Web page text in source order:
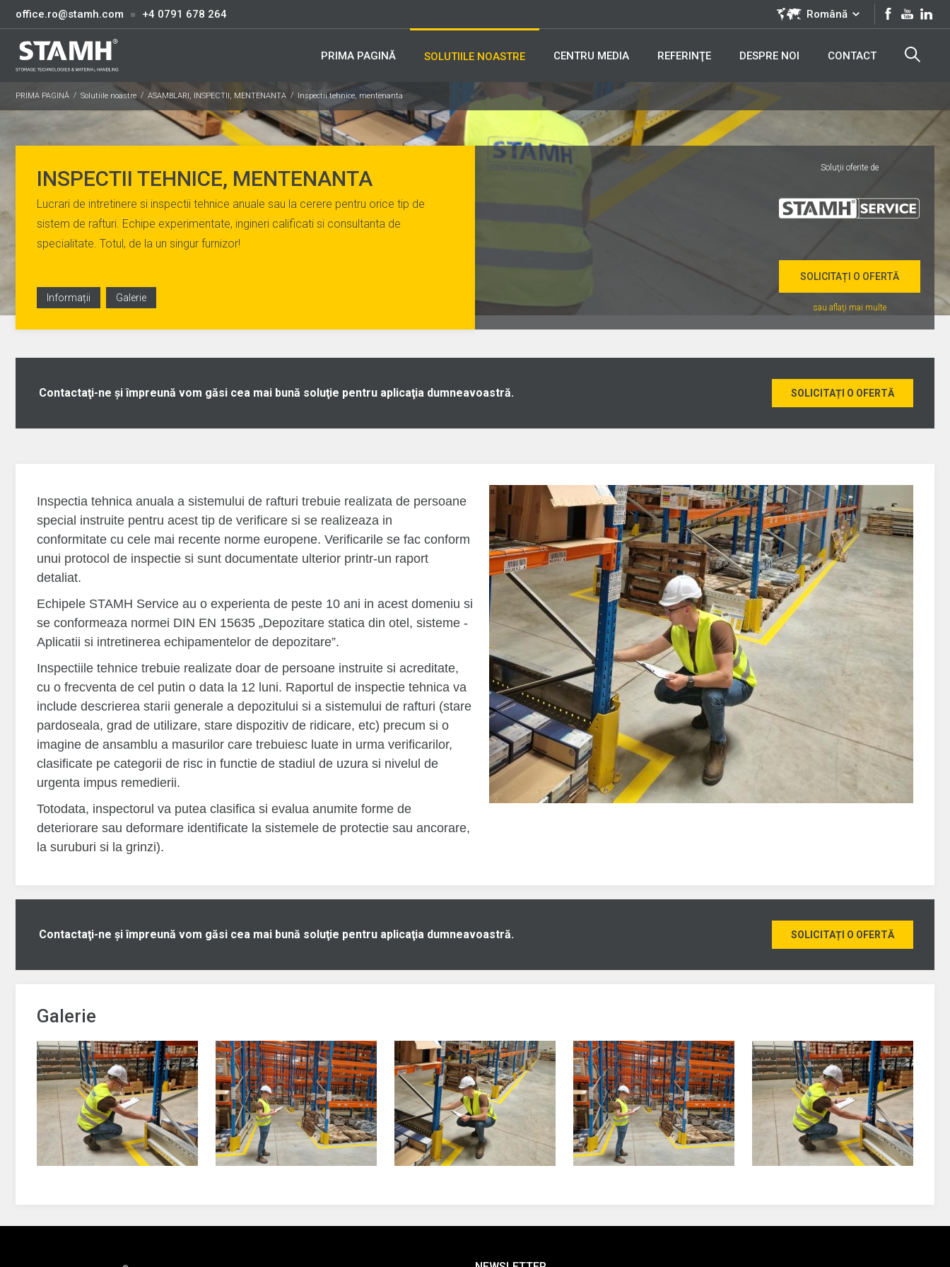
office.ro@stamh.com +4 0791 678 264 Română
PRIMA PAGINĂ SOLUTIILE NOASTRE CENTRU MEDIA REFERINŢE DESPRE NOI CONTACT
PRIMA PAGINĂ Solutiile noastre ASAMBLARI, INSPECTII, MENTENANTA Inspectii tehnice, mentenanta
INSPECTII TEHNICE, MENTENANTA
Lucrari de intretinere si inspectii tehnice anuale sau la cerere pentru orice tip de
sistem de rafturi. Echipe experimentate, ingineri calificati si consultanta de
specialitate. Totul, de la un singur furnizor!
Informații Galerie
Soluţii oferite de
SOLICITAȚI O OFERTĂ
sau aflaţi mai multe
Contactaţi-ne şi împreună vom găsi cea mai bună soluţie pentru aplicaţia dumneavoastră. SOLICITAȚI O OFERTĂ
Inspectia tehnica anuala a sistemului de rafturi trebuie realizata de persoane
special instruite pentru acest tip de verificare si se realizeaza in
conformitate cu cele mai recente norme europene. Verificarile se fac conform
unui protocol de inspectie si sunt documentate ulterior printr-un raport
detaliat.
Echipele STAMH Service au o experienta de peste 10 ani in acest domeniu si
se conformeaza normei DIN EN 15635 „Depozitare statica din otel, sisteme -
Aplicatii si intretinerea echipamentelor de depozitare”.
Inspectiile tehnice trebuie realizate doar de persoane instruite si acreditate,
cu o frecventa de cel putin o data la 12 luni. Raportul de inspectie tehnica va
include descrierea starii generale a depozitului si a sistemului de rafturi (stare
pardoseala, grad de utilizare, stare dispozitiv de ridicare, etc) precum si o
imagine de ansamblu a masurilor care trebuiesc luate in urma verificarilor,
clasificate pe categorii de risc in functie de stadiul de uzura si nivelul de
urgenta impus remedierii.
Totodata, inspectorul va putea clasifica si evalua anumite forme de
deteriorare sau deformare identificate la sistemele de protectie sau ancorare,
la suruburi si la grinzi).
Contactaţi-ne şi împreună vom găsi cea mai bună soluţie pentru aplicaţia dumneavoastră. SOLICITAȚI O OFERTĂ
Galerie